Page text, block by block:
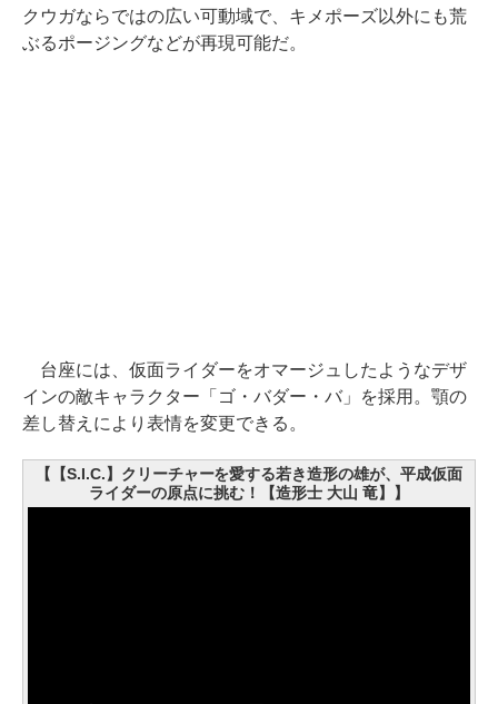
クウガならではの広い可動域で、キメポーズ以外にも荒
ぶるポージングなどが再現可能だ。
台座には、仮面ライダーをオマージュしたようなデザ
インの敵キャラクター「ゴ・バダー・バ」を採用。顎の
差し替えにより表情を変更できる。
【【S.I.C.】クリーチャーを愛する若き造形の雄が、平成仮面
ライダーの原点に挑む！【造形士 大山 竜】】